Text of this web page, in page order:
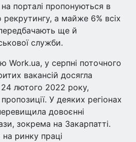
порталі пропонуються в
рекрутингу, а майже 6% всіх
ще й
служби.
Work.ua, у серпні поточного
вакансій досягла
24 лютого 2022 року,
У деяких регіонах
довоєнні
зокрема на Закарпатті.
ринку праці